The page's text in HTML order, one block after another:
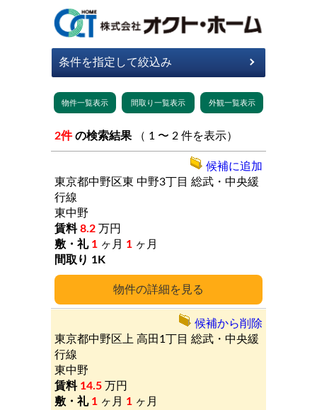
2件 の検索結果 （ 1 〜 2 件を表示）
詳細
東京都中野区東 中野3丁目 総武・中央緩
行線
東中野
8.2 万円
1 ヶ月 1 ヶ月
1K
候補に追加
東京都中野区上 高田1丁目 総武・中央緩
行線
東中野
14.5 万円
1 ヶ月 1 ヶ月
候補から削除